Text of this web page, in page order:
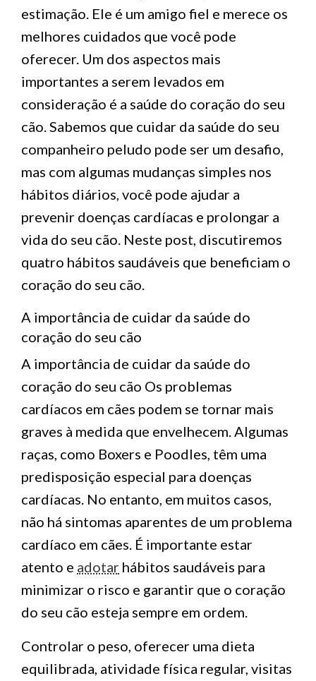
estimação. Ele é um amigo fiel e merece os
melhores cuidados que você pode
oferecer. Um dos aspectos mais
importantes a serem levados em
consideração é a saúde do coração do seu
cão. Sabemos que cuidar da saúde do seu
companheiro peludo pode ser um desafio,
mas com algumas mudanças simples nos
hábitos diários, você pode ajudar a
prevenir doenças cardíacas e prolongar a
vida do seu cão. Neste post, discutiremos
quatro hábitos saudáveis que beneficiam o
coração do seu cão.
A importância de cuidar da saúde do
coração do seu cão
A importância de cuidar da saúde do
coração do seu cão Os problemas
cardíacos em cães podem se tornar mais
graves à medida que envelhecem. Algumas
raças, como Boxers e Poodles, têm uma
predisposição especial para doenças
cardíacas. No entanto, em muitos casos,
não há sintomas aparentes de um problema
cardíaco em cães. É importante estar
atento e adotar hábitos saudáveis para
minimizar o risco e garantir que o coração
do seu cão esteja sempre em ordem.
Controlar o peso, oferecer uma dieta
equilibrada, atividade física regular, visitas